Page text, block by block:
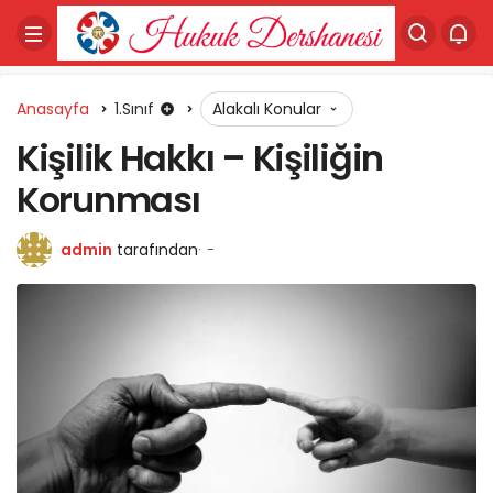
Anasayfa 1.Sınıf Alakalı Konular
Kişilik Hakkı – Kişiliğin
Korunması
admin tarafından -